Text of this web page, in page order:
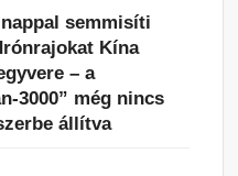
semmisíti
Kína
– a
3000” még nincs
állítva